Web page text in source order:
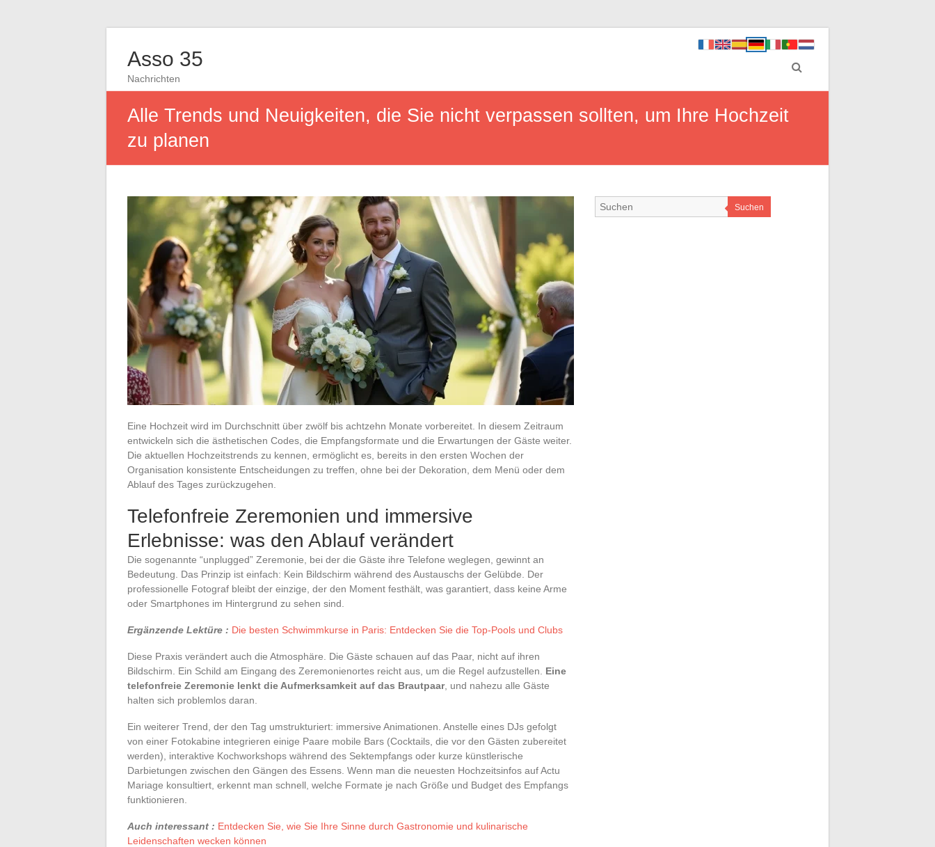
Asso 35
Nachrichten
Alle Trends und Neuigkeiten, die Sie nicht verpassen sollten, um Ihre Hochzeit
zu planen
Eine Hochzeit wird im Durchschnitt über zwölf bis achtzehn Monate vorbereitet. In diesem Zeitraum
entwickeln sich die ästhetischen Codes, die Empfangsformate und die Erwartungen der Gäste weiter.
Die aktuellen Hochzeitstrends zu kennen, ermöglicht es, bereits in den ersten Wochen der
Organisation konsistente Entscheidungen zu treffen, ohne bei der Dekoration, dem Menü oder dem
Ablauf des Tages zurückzugehen.
Telefonfreie Zeremonien und immersive
Erlebnisse: was den Ablauf verändert
Die sogenannte “unplugged” Zeremonie, bei der die Gäste ihre Telefone weglegen, gewinnt an
Bedeutung. Das Prinzip ist einfach: Kein Bildschirm während des Austauschs der Gelübde. Der
professionelle Fotograf bleibt der einzige, der den Moment festhält, was garantiert, dass keine Arme
oder Smartphones im Hintergrund zu sehen sind.
Ergänzende Lektüre : Die besten Schwimmkurse in Paris: Entdecken Sie die Top-Pools und Clubs
Diese Praxis verändert auch die Atmosphäre. Die Gäste schauen auf das Paar, nicht auf ihren
Bildschirm. Ein Schild am Eingang des Zeremonienortes reicht aus, um die Regel aufzustellen. Eine
telefonfreie Zeremonie lenkt die Aufmerksamkeit auf das Brautpaar, und nahezu alle Gäste
halten sich problemlos daran.
Ein weiterer Trend, der den Tag umstrukturiert: immersive Animationen. Anstelle eines DJs gefolgt
von einer Fotokabine integrieren einige Paare mobile Bars (Cocktails, die vor den Gästen zubereitet
werden), interaktive Kochworkshops während des Sektempfangs oder kurze künstlerische
Darbietungen zwischen den Gängen des Essens. Wenn man die neuesten Hochzeitsinfos auf Actu
Mariage konsultiert, erkennt man schnell, welche Formate je nach Größe und Budget des Empfangs
funktionieren.
Auch interessant : Entdecken Sie, wie Sie Ihre Sinne durch Gastronomie und kulinarische
Leidenschaften wecken können
Suchen